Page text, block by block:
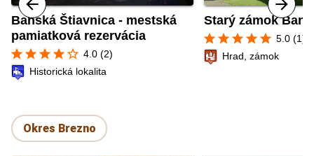
Banská Štiavnica - mestská
pamiatková rezervácia
star star star star star_border 4.0 (2)
Historická lokalita
Starý zámok
star star star star star 5.0 (1)
Hrad, zámok
Okres Brezno